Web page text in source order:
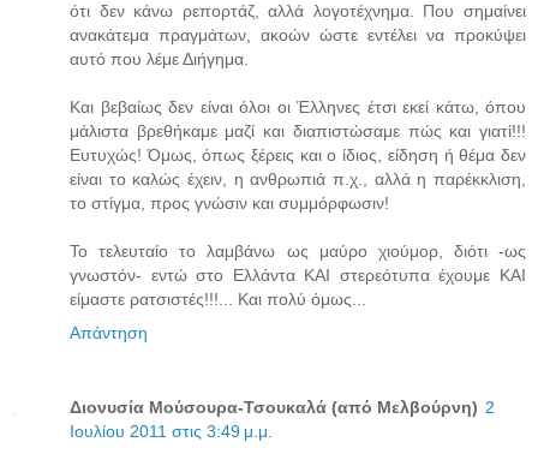
ότι δεν κάνω ρεπορτάζ, αλλά λογοτέχνημα. Που σημαίνει
ανακάτεμα πραγμάτων, ακοών ώστε εντέλει να προκύψει
αυτό που λέμε Διήγημα.
Και βεβαίως δεν είναι όλοι οι Έλληνες έτσι εκεί κάτω, όπου
μάλιστα βρεθήκαμε μαζί και διαπιστώσαμε πώς και γιατί!!!
Ευτυχώς! Όμως, όπως ξέρεις και ο ίδιος, είδηση ή θέμα δεν
είναι το καλώς έχειν, η ανθρωπιά π.χ., αλλά η παρέκκλιση,
το στίγμα, προς γνώσιν και συμμόρφωσιν!
Το τελευταίο το λαμβάνω ως μαύρο χιούμορ, διότι -ως
γνωστόν- εντώ στο Ελλάντα ΚΑΙ στερεότυπα έχουμε ΚΑΙ
είμαστε ρατσιστές!!!... Και πολύ όμως...
Απάντηση
Διονυσία Μούσουρα-Τσουκαλά (από Μελβούρνη) 2
Ιουλίου 2011 στις 3:49 μ.μ.